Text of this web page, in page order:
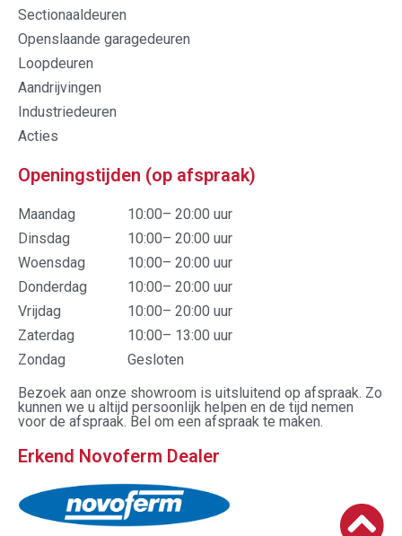
Sectionaaldeuren
Openslaande garagedeuren
Loopdeuren
Aandrijvingen
Industriedeuren
Acties
Openingstijden (op afspraak)
Maandag
Dinsdag
Woensdag
Donderdag
Vrijdag
Zaterdag
Zondag
10:00– 20:00 uur
10:00– 20:00 uur
10:00– 20:00 uur
10:00– 20:00 uur
10:00– 20:00 uur
10:00– 13:00 uur
Gesloten
Bezoek aan onze showroom is uitsluitend op afspraak. Zo
kunnen we u altijd persoonlijk helpen en de tijd nemen
voor de afspraak. Bel om een afspraak te maken.
Erkend Novoferm Dealer